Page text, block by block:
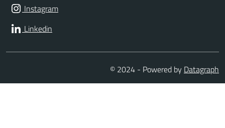
Instagram
Linkedin
© 2024 - Powered by Datagraph